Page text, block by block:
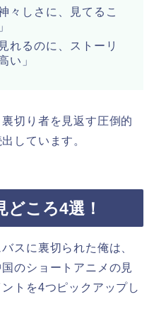
々しさに、見てるこ
れるのに、ストーリ
い」
切り者を見返す圧倒的
しています。
どころ4選！
スに裏切られた俺は、
のショートアニメの見
トを4つピックアップし